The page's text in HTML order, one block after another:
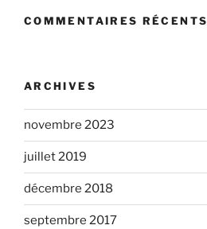
COMMENTAIRES RÉCENTS
ARCHIVES
novembre 2023
juillet 2019
décembre 2018
septembre 2017